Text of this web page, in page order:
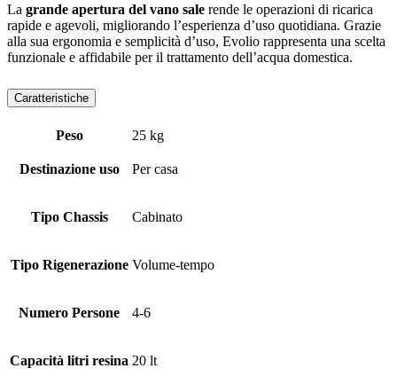
La grande apertura del vano sale rende le operazioni di ricarica
rapide e agevoli, migliorando l’esperienza d’uso quotidiana. Grazie
alla sua ergonomia e semplicità d’uso, Evolio rappresenta una scelta
funzionale e affidabile per il trattamento dell’acqua domestica.
Caratteristiche
Peso 25 kg
Destinazione uso Per casa
Tipo Chassis Cabinato
Tipo Rigenerazione Volume-tempo
Numero Persone 4-6
Capacità litri resina 20 lt